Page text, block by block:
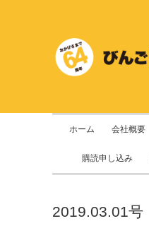
ホーム 会社概要
購読申し込み
2019.03.01号